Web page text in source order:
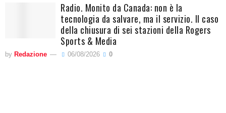
Radio. Monito da Canada: non è la
tecnologia da salvare, ma il servizio. Il caso
della chiusura di sei stazioni della Rogers
Sports & Media
by Redazione 06/08/2026 0